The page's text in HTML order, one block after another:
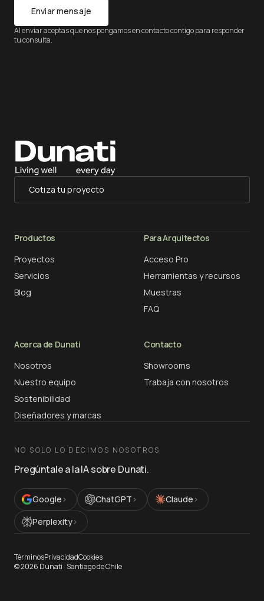
Al enviar aceptas que nos pongamos en contacto contigo para responder
tu consulta.
Enviar mensaje
Cotiza tu proyecto
Productos
Proyectos
Servicios
Blog
Para Arquitectos
Acceso Pro
Herramientas y recursos
Muestras
FAQ
Acerca de Dunati
Nosotros
Nuestro equipo
Sostenibilidad
Diseñadores y marcas
Contacto
Showrooms
Trabaja con nosotros
NO SOLO LO DECIMOS NOSOTROS
Pregúntale a la IA sobre Dunati.
Google › ChatGPT › Claude ›
Perplexity›
TérminosPrivacidadCookies
©2026 Dunati · Santiago de Chile